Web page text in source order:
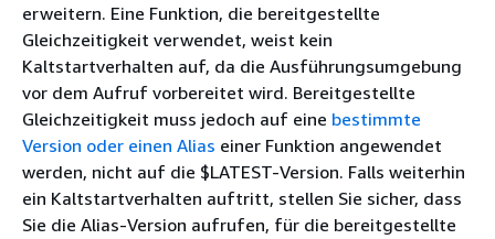
erweitern. Eine Funktion, die bereitgestellte
Gleichzeitigkeit verwendet, weist kein
Kaltstartverhalten auf, da die Ausführungsumgebung
vor dem Aufruf vorbereitet wird. Bereitgestellte
Gleichzeitigkeit muss jedoch auf eine bestimmte
Version oder einen Alias einer Funktion angewendet
werden, nicht auf die $LATEST-Version. Falls weiterhin
ein Kaltstartverhalten auftritt, stellen Sie sicher, dass
Sie die Alias-Version aufrufen, für die bereitgestellte